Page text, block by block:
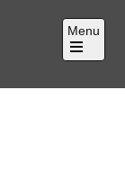
Menu
Open
main